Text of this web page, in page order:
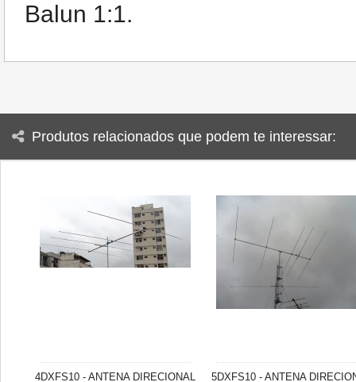
Balun 1:1.
Produtos relacionados que podem te interessar:
4DXFS10 - ANTENA DIRECIONAL 5DXFS10 - ANTENA